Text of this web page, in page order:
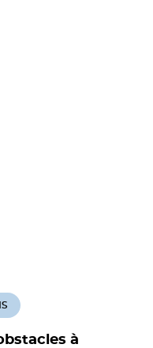
à